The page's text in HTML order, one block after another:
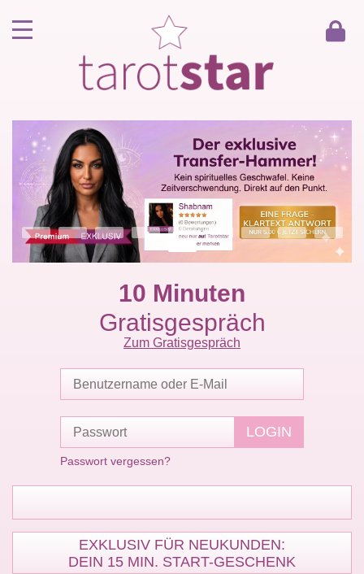
Kunde werden
Berater werden
Kartenlegen Gratisgespräch
Gästebuch
10 Minuten
Gratisgespräch
Zum Gratisgespräch
Passwort vergessen?
EXKLUSIV FÜR NEUKUNDEN:
DEIN 15 MIN. START-GESCHENK